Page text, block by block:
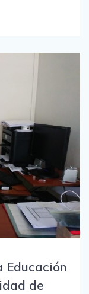
Educación
de